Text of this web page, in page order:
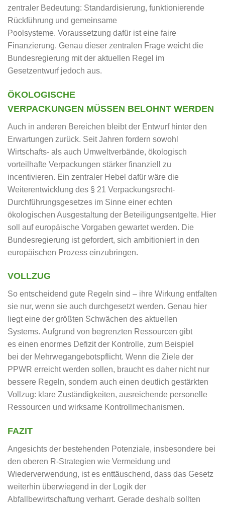
zentraler Bedeutung: Standardisierung, funktionierende
Rückführung und gemeinsame
Poolsysteme. Voraussetzung dafür ist eine faire
Finanzierung. Genau dieser zentralen Frage weicht die
Bundesregierung mit der aktuellen Regel im
Gesetzentwurf jedoch aus.
ÖKOLOGISCHE
VERPACKUNGEN MÜSSEN BELOHNT WERDEN
Auch in anderen Bereichen bleibt der Entwurf hinter den
Erwartungen zurück. Seit Jahren fordern sowohl
Wirtschafts- als auch Umweltverbände, ökologisch
vorteilhafte Verpackungen stärker finanziell zu
incentivieren. Ein zentraler Hebel dafür wäre die
Weiterentwicklung des § 21 Verpackungsrecht-
Durchführungsgesetzes im Sinne einer echten
ökologischen Ausgestaltung der Beteiligungsentgelte. Hier
soll auf europäische Vorgaben gewartet werden. Die
Bundesregierung ist gefordert, sich ambitioniert in den
europäischen Prozess einzubringen.
VOLLZUG
So entscheidend gute Regeln sind – ihre Wirkung entfalten
sie nur, wenn sie auch durchgesetzt werden. Genau hier
liegt eine der größten Schwächen des aktuellen
Systems. Aufgrund von begrenzten Ressourcen gibt
es einen enormes Defizit der Kontrolle, zum Beispiel
bei der Mehrwegangebotspflicht. Wenn die Ziele der
PPWR erreicht werden sollen, braucht es daher nicht nur
bessere Regeln, sondern auch einen deutlich gestärkten
Vollzug: klare Zuständigkeiten, ausreichende personelle
Ressourcen und wirksame Kontrollmechanismen.
FAZIT
Angesichts der bestehenden Potenziale, insbesondere bei
den oberen R-Strategien wie Vermeidung und
Wiederverwendung, ist es enttäuschend, dass das Gesetz
weiterhin überwiegend in der Logik der
Abfallbewirtschaftung verharrt. Gerade deshalb sollten